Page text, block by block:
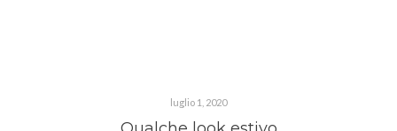
luglio 1, 2020